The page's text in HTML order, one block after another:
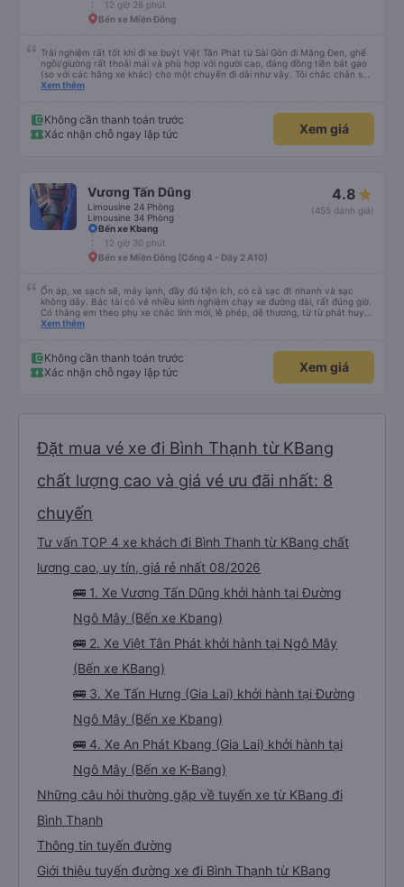
12 giờ 26 phút
Bến xe Miền Đông
Trải nghiệm rất tốt khi đi xe buýt Việt Tân Phát từ Sài Gòn đi Măng Đen, ghế
ngồi/giường rất thoải mái và phù hợp với người cao, đáng đồng tiền bát gạo
(so với các hãng xe khác) cho một chuyến đi dài như vậy. Tôi chắc chắn sẽ
sử dụng lại sau.
Xem thêm
Không cần thanh toán trước
Xác nhận chỗ ngay lập tức
Xem giá
Vương Tấn Dũng
Limousine 24 Phòng
Limousine 34 Phòng
4.8
(455 đánh giá)
Bến xe Kbang
12 giờ 30 phút
Bến xe Miền Đông (Cổng 4 - Dãy 2 A10)
Ổn áp, xe sạch sẽ, máy lạnh, đầy đủ tiện ích, có cả sạc đt nhanh và sạc
không dây. Bác tài có vẻ nhiều kinh nghiệm chạy xe đường dài, rất đúng giờ.
Có thằng em theo phụ xe chắc lính mới, lễ phép, dễ thương, từ từ phát huy
nhé em trai. 😊
Xem thêm
Không cần thanh toán trước
Xác nhận chỗ ngay lập tức
Xem giá
Đặt mua vé xe đi Bình Thạnh từ KBang
chất lượng cao và giá vé ưu đãi nhất: 8
chuyến
Tư vấn TOP 4 xe khách đi Bình Thạnh từ KBang chất
lượng cao, uy tín, giá rẻ nhất 08/2026
🚌 1. Xe Vương Tấn Dũng khởi hành tại Đường
Ngô Mây (Bến xe Kbang)
🚌 2. Xe Việt Tân Phát khởi hành tại Ngô Mây
(Bến xe KBang)
🚌 3. Xe Tấn Hưng (Gia Lai) khởi hành tại Đường
Ngô Mây (Bến xe Kbang)
🚌 4. Xe An Phát Kbang (Gia Lai) khởi hành tại
Ngô Mây (Bến xe K-Bang)
Những câu hỏi thường gặp về tuyến xe từ KBang đi
Bình Thạnh
Thông tin tuyến đường
Giới thiệu tuyến đường xe đi Bình Thạnh từ KBang